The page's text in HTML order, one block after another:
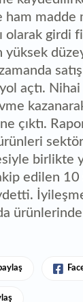
ham
olarak girdi
yüksek
açtı.
çıktı.
birlikte
edilen